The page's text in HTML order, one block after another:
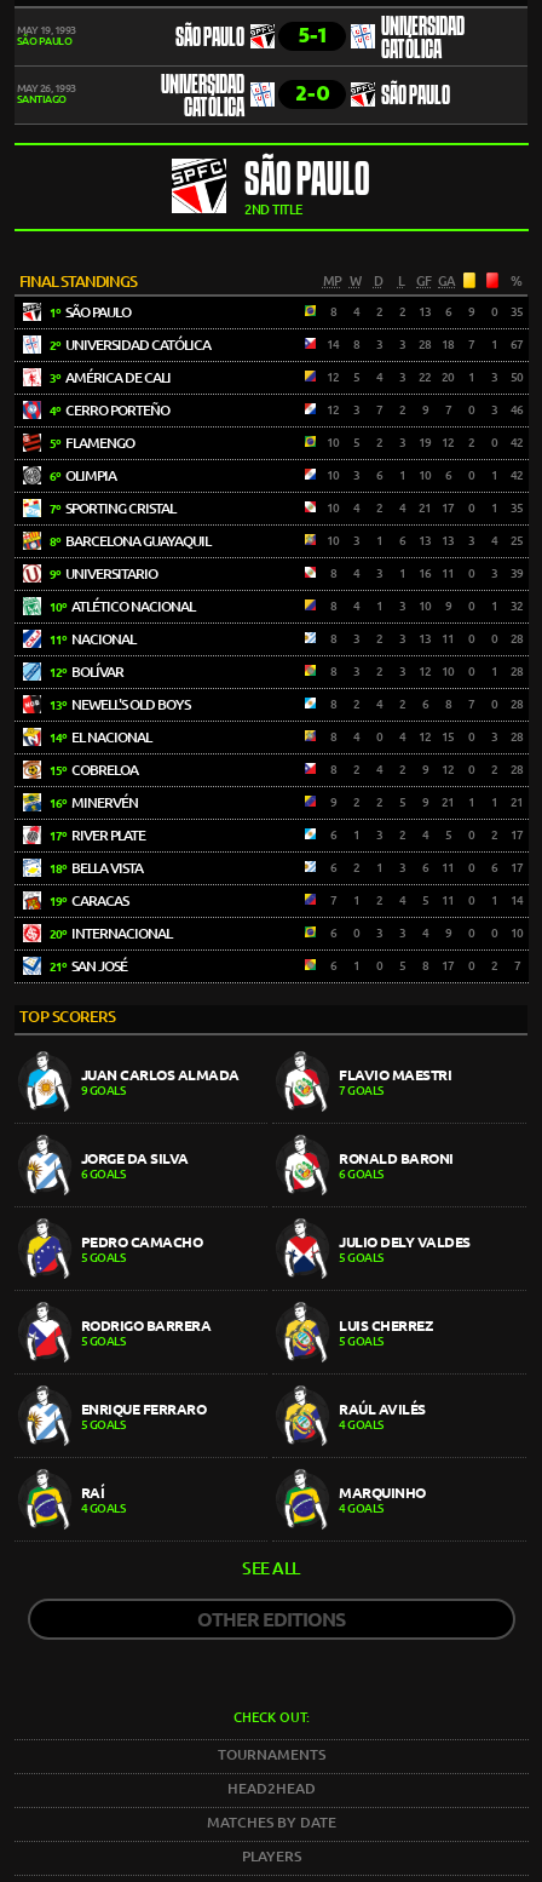
MAY 19, 1993
SÃO PAULO
SÃO PAULO 5-1
UNIVERSIDAD
CATÓLICA
MAY 26, 1993
SANTIAGO
UNIVERSIDAD
CATÓLICA
2-0 SÃO PAULO
SÃO PAULO
2ND TITLE
FINAL STANDINGS MP W D GF GA %
1ºSÃO PAULO 8 4 2 2 13 6 9 0 35
2ºUNIVERSIDAD CATÓLICA 14 8 3 3 28 18 7 1 67
3ºAMÉRICA DE CALI 12 5 4 3 22 20 1 3 50
4ºCERRO PORTEÑO 12 3 7 2 9 7 0 3 46
5ºFLAMENGO 10 5 2 3 19 12 2 0 42
6ºOLIMPIA 10 3 6 1 10 6 0 1 42
7ºSPORTING CRISTAL 10 4 2 4 21 17 0 1 35
8ºBARCELONA GUAYAQUIL 10 3 1 6 13 13 3 4 25
9ºUNIVERSITARIO 8 4 3 1 16 11 0 3 39
10ºATLÉTICO NACIONAL 8 4 1 3 10 9 0 1 32
11ºNACIONAL 8 3 2 3 13 11 0 0 28
12ºBOLÍVAR 8 3 2 3 12 10 0 1 28
13ºNEWELL'S OLD BOYS 8 2 4 2 6 8 7 0 28
14ºEL NACIONAL 8 4 0 4 12 15 0 3 28
15ºCOBRELOA 8 2 4 2 9 12 0 2 28
16ºMINERVÉN 9 2 2 5 9 21 1 1 21
17ºRIVER PLATE 6 1 3 2 4 5 0 2 17
18ºBELLA VISTA 6 2 1 3 6 11 0 6 17
19ºCARACAS 7 1 2 4 5 11 0 1 14
20ºINTERNACIONAL 6 0 3 3 4 9 0 0 10
21ºSAN JOSÉ 6 1 0 5 8 17 0 2 7
TOP SCORERS
JUAN CARLOS ALMADA
9 GOALS
FLAVIO MAESTRI
7 GOALS
JORGE DA SILVA
6 GOALS
RONALD BARONI
6 GOALS
PEDRO CAMACHO
5 GOALS
JULIO DELY VALDES
5 GOALS
RODRIGO BARRERA
5 GOALS
LUIS CHERREZ
5 GOALS
ENRIQUE FERRARO
5 GOALS
RAÚL AVILÉS
4 GOALS
RAÍ
4 GOALS
MARQUINHO
4 GOALS
SEE ALL
OTHER EDITIONS
CHECK OUT:
TOURNAMENTS
HEAD2HEAD
MATCHES BY DATE
PLAYERS